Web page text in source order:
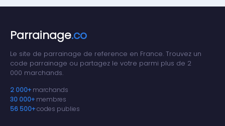
Parrainage.co
Le site de parrainage de reference en France. Trouvez un
code parrainage ou partagez le votre parmi plus de 2
000 marchands.
2 000+ marchands
30 000+ membres
56 500+codes publies